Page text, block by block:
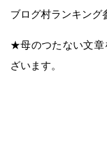
ブログ村ランキング
★母のつたない文章
ざいます。